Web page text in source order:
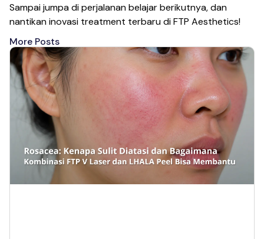
Sampai jumpa di perjalanan belajar berikutnya, dan
nantikan inovasi treatment terbaru di FTP Aesthetics!
More Posts